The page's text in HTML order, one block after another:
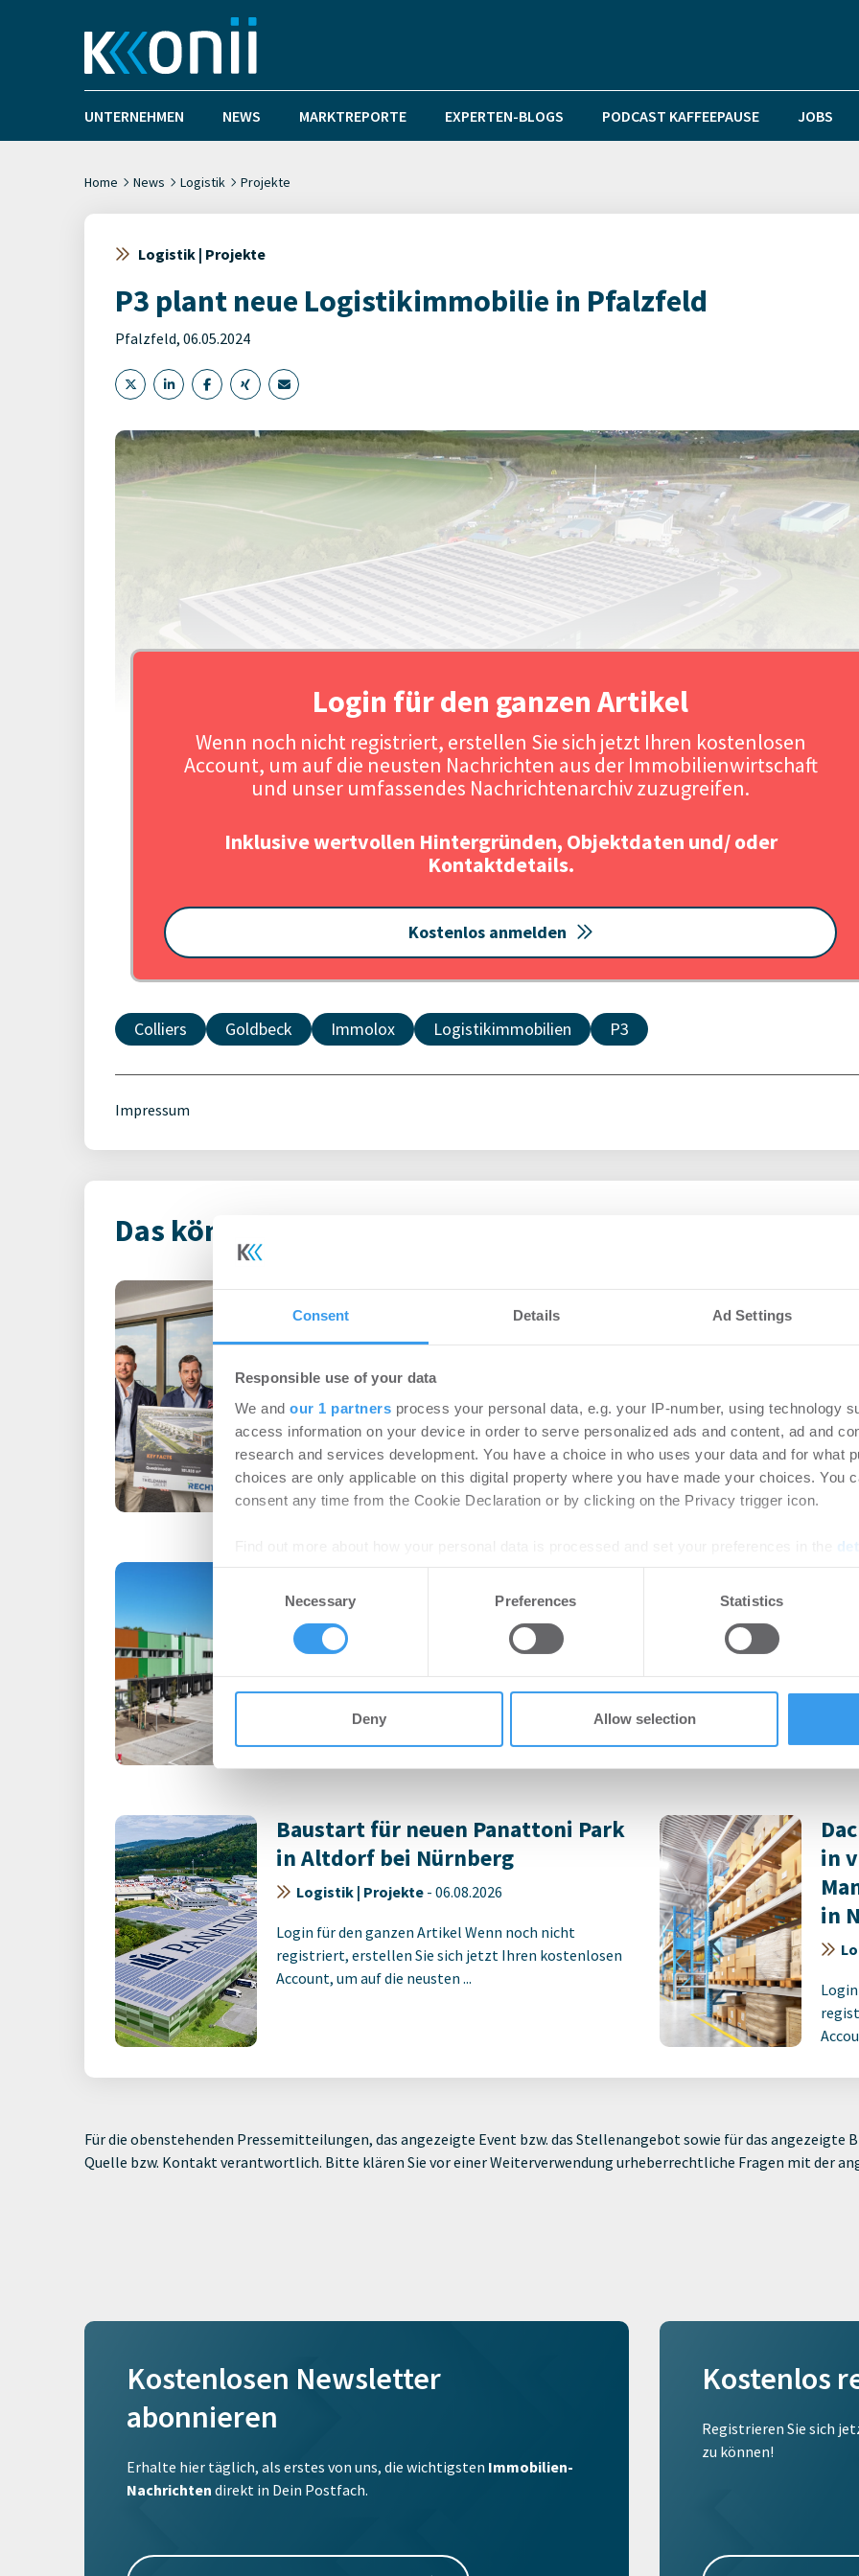
Consent Details Ad Settings
Responsible use of your data
We and our 1 partners process your personal data, e.g. your IP-number, using technology
access information on your device in order to serve personalized ads and content, ad and
research and services development. You have a choice in who uses your data and for what
choices are only applicable on this digital property where you have made your choices. You
consent any time from the Cookie Declaration or by clicking on the Privacy trigger icon.
We use cookies to personalise content and ads, to provide social media features and to
other information that you’ve provided to them or that they’ve collected from your use of their
Necessary Preferences Statistics
Deny Allow selection
UNTERNEHMEN NEWS MARKTREPORTE EXPERTEN-BLOGS PODCAST KAFFEEPAUSE JOBS
Home News Logistik Projekte
Logistik | Projekte
P3 plant neue Logistikimmobilie in Pfalzfeld
Pfalzfeld, 06.05.2024
Login für den ganzen Artikel
Wenn noch nicht registriert, erstellen Sie sich jetzt Ihren kostenlosen
Account, um auf die neusten Nachrichten aus der Immobilienwirtschaft
und unser umfassendes Nachrichtenarchiv zuzugreifen.
Inklusive wertvollen Hintergründen, Objektdaten und/ oder
Kontaktdetails.
Kostenlos anmelden
Colliers Goldbeck Immolox Logistikimmobilien P3
Impressum
Das könnte Dich auch interessieren
FUSION COLOGNE:
ThielemannGroup investiert in
Logistik-Campus für RECHT
Logistik Gruppe in Köln
Logistik -07.08.2026
Startsignal für das Bauprojekt der ThielemannGroup
im Quartier FUSION COLOGNE der Häfen und
Güterverkehr Köln AG (HGK) direkt am ...
OMNIDOCKS und PRODAC stellen
RUHR Logistikpark fertig
Logistik | Projekte
Login für den ganzen Artikel Wenn noch nicht
Account, um auf die neusten ...
Mit
im
Baustart für neuen Panattoni Park
in Altdorf bei Nürnberg
Logistik | Projekte - 06.08.2026
Login für den ganzen Artikel Wenn noch nicht
registriert, erstellen Sie sich jetzt Ihren kostenlosen
Account, um auf die neusten ...
in
in
Für die obenstehenden Pressemitteilungen, das angezeigte Event bzw. das Stellenangebot sowie für das angezeigte
Quelle bzw. Kontakt verantwortlich. Bitte klären Sie vor einer Weiterverwendung urheberrechtliche Fragen mit der
Kostenlosen Newsletter
abonnieren
Erhalte hier täglich, als erstes von uns, die wichtigsten Immobilien-
Nachrichten direkt in Dein Postfach.
Kostenlos
Registrieren Sie sich
zu können!